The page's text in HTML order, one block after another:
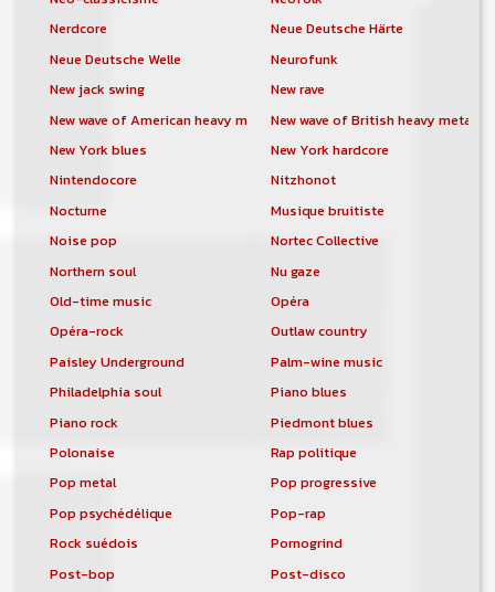
Nerdcore
Neue Deutsche Härte
Neue Deutsche Welle
Neurofunk
New jack swing
New rave
New wave of American heavy metalNew wave of British heavy metal
New York blues
New York hardcore
Nintendocore
Nitzhonot
Nocturne
Musique bruitiste
Noise pop
Nortec Collective
Northern soul
Nu gaze
Old-time music
Opéra
Opéra-rock
Outlaw country
Paisley Underground
Palm-wine music
Philadelphia soul
Piano blues
Piano rock
Piedmont blues
Polonaise
Rap politique
Pop metal
Pop progressive
Pop psychédélique
Pop-rap
Rock suédois
Pornogrind
Post-bop
Post-disco